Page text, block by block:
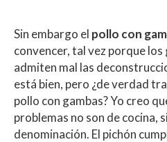
Sin embargo el pollo con
convencer, tal vez porque los
admiten mal las
está bien, pero ¿de verdad
pollo con gambas? Yo creo
problemas no son de cocina,
denominación. El pichón